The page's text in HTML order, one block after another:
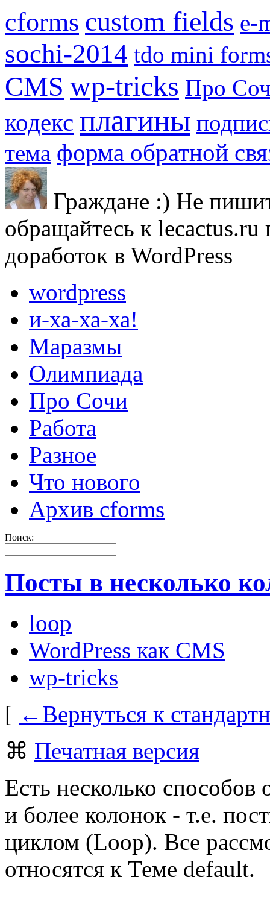
cforms custom fields e-
sochi-2014 tdo mini
CMS wp-tricks Про
кодекс плагины
тема форма обратной
Граждане :) Не
обращайтесь к
доработок в WordPress
wordpress
и-ха-ха-ха!
Маразмы
Олимпиада
Про Сочи
Работа
Разное
Что нового
Архив cforms
Поиск:
Посты в несколько
loop
WordPress как CMS
wp-tricks
[ ←Вернуться к
⌘ Печатная версия
Есть несколько способов
и более колонок - т.е.
циклом (Loop). Все
относятся к Теме default.